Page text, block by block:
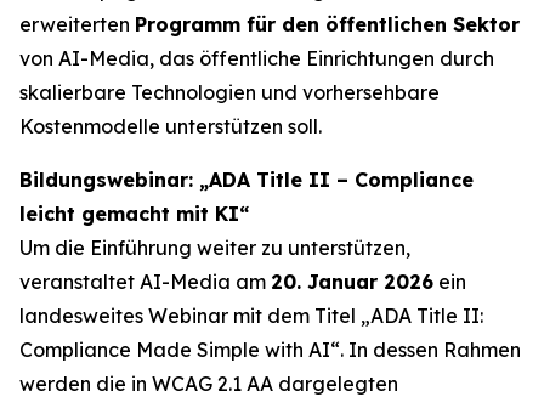
erweiterten Programm für den öffentlichen Sektor
von AI-Media, das öffentliche Einrichtungen durch
skalierbare Technologien und vorhersehbare
Kostenmodelle unterstützen soll.
Bildungswebinar: „ADA Title II – Compliance
leicht gemacht mit KI“
Um die Einführung weiter zu unterstützen,
veranstaltet AI-Media am 20. Januar 2026 ein
landesweites Webinar mit dem Titel „ADA Title II:
Compliance Made Simple with AI“. In dessen Rahmen
werden die in WCAG 2.1 AA dargelegten